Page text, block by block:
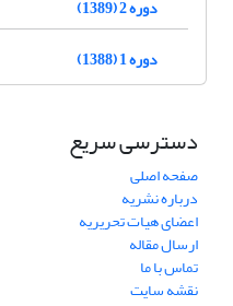
دوره 2 (1389)
دوره 1 (1388)
دسترسی سریع
صفحه اصلی
درباره نشریه
اعضای هیات تحریریه
ارسال مقاله
تماس با ما
نقشه سایت